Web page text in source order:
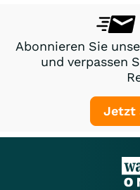
Abonnieren Sie
und verpassen
Jetzt